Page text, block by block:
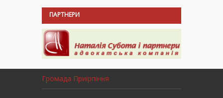
ПАРТНЕРИ
Громада Приірпіння